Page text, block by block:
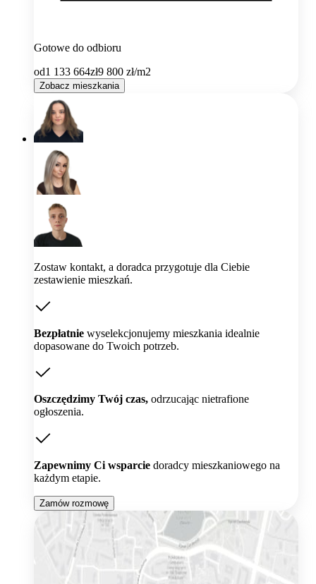
Gotowe do odbioru
od1 133 664zł9 800 zł/m2
Zobacz mieszkania
Zostaw kontakt, a doradca przygotuje dla Ciebie
zestawienie mieszkań.
Bezpłatnie wyselekcjonujemy mieszkania idealnie
dopasowane do Twoich potrzeb.
Oszczędzimy Twój czas, odrzucając nietrafione
ogłoszenia.
Zapewnimy Ci wsparcie doradcy mieszkaniowego na
każdym etapie.
Zamów rozmowę